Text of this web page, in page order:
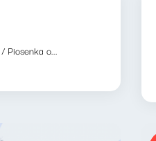
Piosenka o...